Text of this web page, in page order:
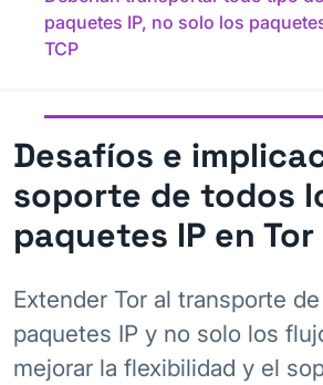
paquetes IP, no solo los
TCP
Desafíos e
soporte de todos
paquetes IP en Tor
Extender Tor al transporte
paquetes IP y no solo los
mejorar la flexibilidad y el